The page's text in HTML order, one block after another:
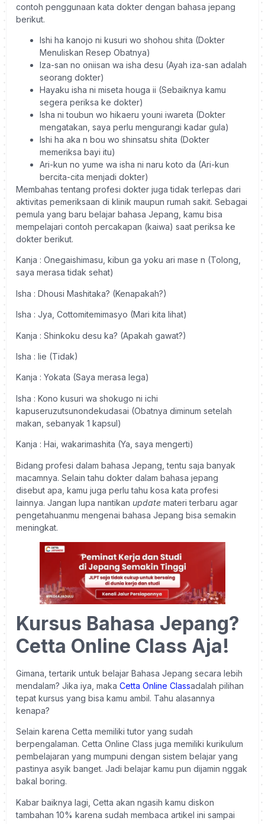
contoh penggunaan kata dokter dengan bahasa jepang
berikut.
Ishi ha kanojo ni kusuri wo shohou shita (Dokter
Menuliskan Resep Obatnya)
Iza-san no oniisan wa isha desu (Ayah iza-san adalah
seorang dokter)
Hayaku isha ni miseta houga ii (Sebaiknya kamu
segera periksa ke dokter)
Isha ni toubun wo hikaeru youni iwareta (Dokter
mengatakan, saya perlu mengurangi kadar gula)
Ishi ha aka n bou wo shinsatsu shita (Dokter
memeriksa bayi itu)
Ari-kun no yume wa isha ni naru koto da (Ari-kun
bercita-cita menjadi dokter)
Membahas tentang profesi dokter juga tidak terlepas dari
aktivitas pemeriksaan di klinik maupun rumah sakit. Sebagai
pemula yang baru belajar bahasa Jepang, kamu bisa
mempelajari contoh percakapan (kaiwa) saat periksa ke
dokter berikut.
Kanja : Onegaishimasu, kibun ga yoku ari mase n (Tolong,
saya merasa tidak sehat)
Isha : Dhousi Mashitaka? (Kenapakah?)
Isha : Jya, Cottomitemimasyo (Mari kita lihat)
Kanja : Shinkoku desu ka? (Apakah gawat?)
Isha : lie (Tidak)
Kanja : Yokata (Saya merasa lega)
Isha : Kono kusuri wa shokugo ni ichi
kapuseruzutsunondekudasai (Obatnya diminum setelah
makan, sebanyak 1 kapsul)
Kanja : Hai, wakarimashita (Ya, saya mengerti)
Bidang profesi dalam bahasa Jepang, tentu saja banyak
macamnya. Selain tahu dokter dalam bahasa jepang
disebut apa, kamu juga perlu tahu kosa kata profesi
lainnya. Jangan lupa nantikan update materi terbaru agar
pengetahuanmu mengenai bahasa Jepang bisa semakin
meningkat.
Kursus Bahasa Jepang?
Cetta Online Class Aja!
Gimana, tertarik untuk belajar Bahasa Jepang secara lebih
mendalam? Jika iya, maka Cetta Online Classadalah pilihan
tepat kursus yang bisa kamu ambil. Tahu alasannya
kenapa?
Selain karena Cetta memiliki tutor yang sudah
berpengalaman. Cetta Online Class juga memiliki kurikulum
pembelajaran yang mumpuni dengan sistem belajar yang
pastinya asyik banget. Jadi belajar kamu pun dijamin nggak
bakal boring.
Kabar baiknya lagi, Cetta akan ngasih kamu diskon
tambahan 10% karena sudah membaca artikel ini sampai